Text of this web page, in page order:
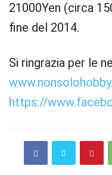
21000Yen (circa
fine del 2014.
Si ringrazia per le
https://